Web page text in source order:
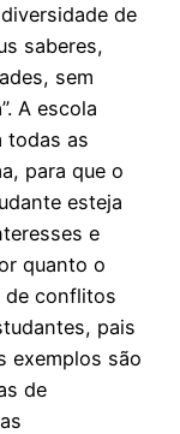
de
saberes,
sem
A escola
todas as
para que o
esteja
e
quanto o
de conflitos
pais
exemplos são
de